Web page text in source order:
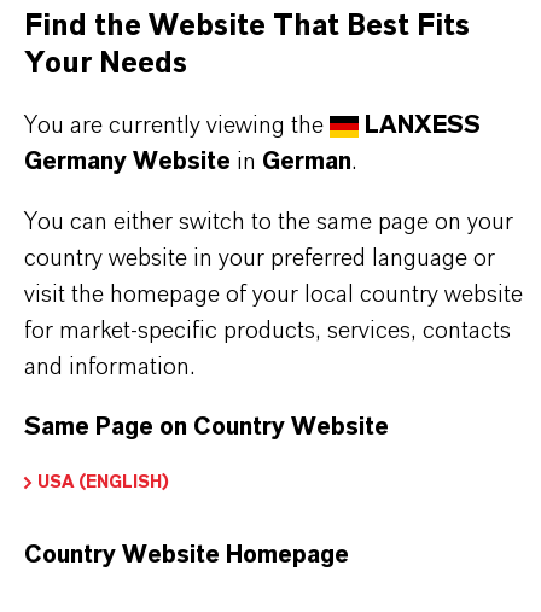
und einem tiefen Verständnis ihrer Märkte. Hier
finden Sie gleich elf überzeugende Gründe, warum
ist.
KUNDINNEN UND KUNDEN!
11 Gründe, warum LANXESS der richtige
Partner für Ihr Unternehmen ist
Find the Website That Best Fits
Your Needs
You are currently viewing the
LANXESS
Germany Website in German.
You can either switch to the same page on your
country website in your preferred language or
visit the homepage of your local country website
for market-specific products, services, contacts
and information.
Same Page on Country Website
USA (ENGLISH)
Country Website Homepage